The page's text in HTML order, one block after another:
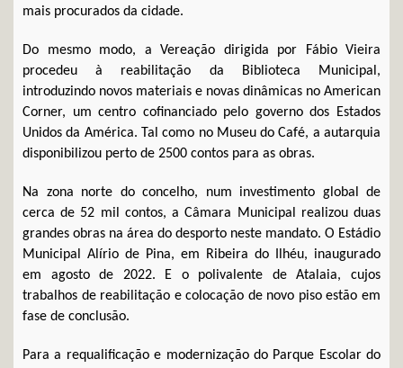
mais procurados da cidade.
Do mesmo modo, a Vereação dirigida por Fábio Vieira
procedeu à reabilitação da Biblioteca Municipal,
introduzindo novos materiais e novas dinâmicas no American
Corner, um centro cofinanciado pelo governo dos Estados
Unidos da América. Tal como no Museu do Café, a autarquia
disponibilizou perto de 2500 contos para as obras.
Na zona norte do concelho, num investimento global de
cerca de 52 mil contos, a Câmara Municipal realizou duas
grandes obras na área do desporto neste mandato. O Estádio
Municipal Alírio de Pina, em Ribeira do Ilhéu, inaugurado
em agosto de 2022. E o polivalente de Atalaia, cujos
trabalhos de reabilitação e colocação de novo piso estão em
fase de conclusão.
Para a requalificação e modernização do Parque Escolar do